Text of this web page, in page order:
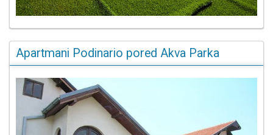
Apartmani Podinario pored Akva Parka